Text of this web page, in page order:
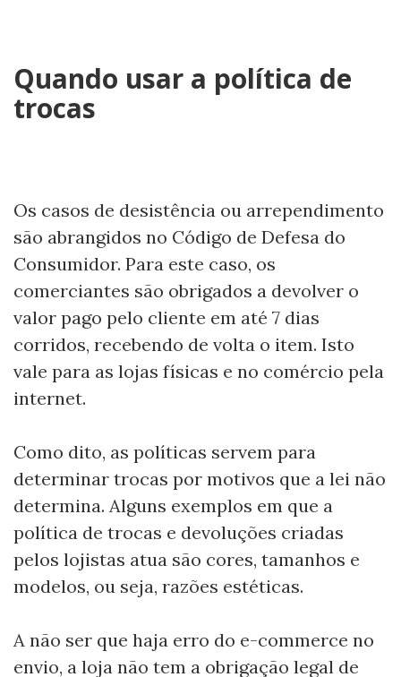
Quando usar a política de
trocas
Os casos de desistência ou arrependimento
são abrangidos no Código de Defesa do
Consumidor. Para este caso, os
comerciantes são obrigados a devolver o
valor pago pelo cliente em até 7 dias
corridos, recebendo de volta o item. Isto
vale para as lojas físicas e no comércio pela
internet.
Como dito, as políticas servem para
determinar trocas por motivos que a lei não
determina. Alguns exemplos em que a
política de trocas e devoluções criadas
pelos lojistas atua são cores, tamanhos e
modelos, ou seja, razões estéticas.
A não ser que haja erro do e-commerce no
envio, a loja não tem a obrigação legal de